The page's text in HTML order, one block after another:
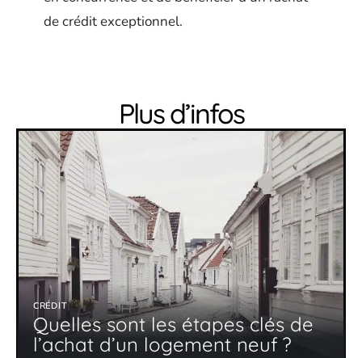
de crédit exceptionnel.
Plus d’infos
CRÉDIT
Quelles sont les étapes clés de
l’achat d’un logement neuf ?